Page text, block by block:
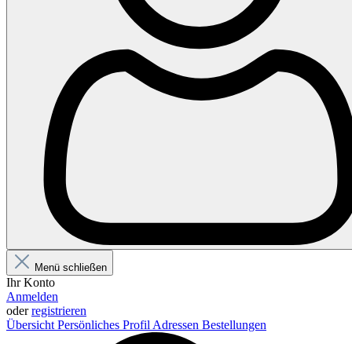
Menü schließen
Ihr Konto
Anmelden
oderregistrieren
Übersicht Persönliches Profil Adressen Bestellungen